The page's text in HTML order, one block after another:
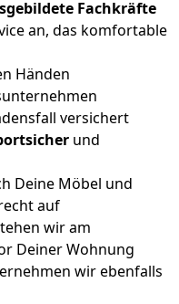
Fachkräfte
an, das komfortable
Händen
versichert
und
Deine Möbel und
auf
wir am
Deiner Wohnung
wir ebenfalls